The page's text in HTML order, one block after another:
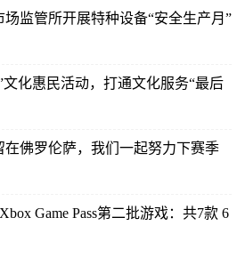
监管所开展特种设备“安全生产月”
化惠民活动，打通文化服务“最后
在佛罗伦萨，我们一起努力下赛季
Game Pass第二批游戏：共7款 6